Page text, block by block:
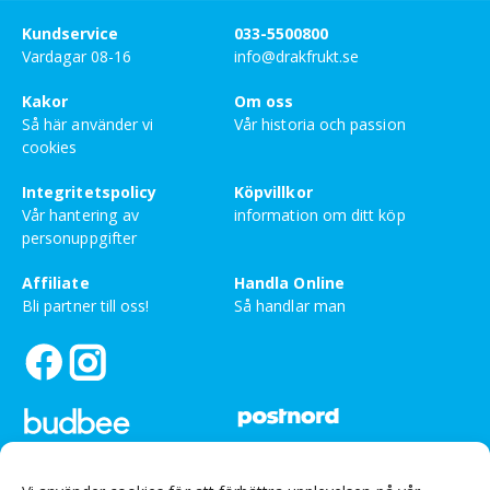
Ditt betyg
Din recension
Namn
E-post
Kundservice
Vardagar 08-16
033-5500800
info@drakfrukt.se
Kakor
Så här använder vi
cookies
Om oss
Vår historia och passion
Integritetspolicy
Vår hantering av
personuppgifter
Köpvillkor
information om ditt köp
Affiliate
Bli partner till oss!
Handla Online
Så handlar man